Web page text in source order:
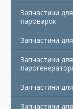
Запчастини
пароварок
Запчастини
Запчастини
Запчастини
Запчастини